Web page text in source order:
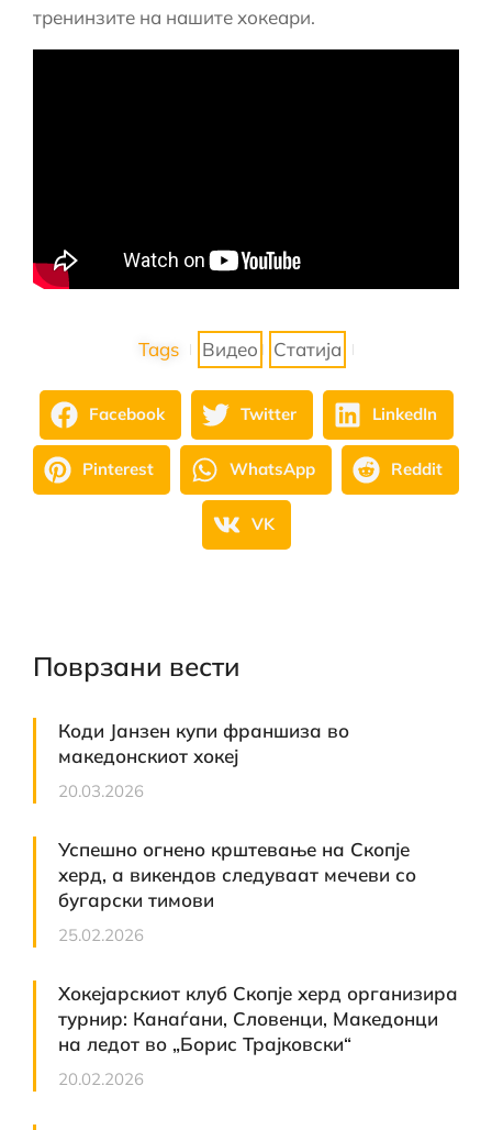
тренинзите на нашите хокеари.
Tags Видео Статија
Facebook Twitter LinkedIn
Pinterest WhatsApp Reddit
VK
Поврзани вести
Коди Јанзен купи франшиза во
македонскиот хокеј
20.03.2026
Успешно огнено крштевање на Скопје
херд, а викендов следуваат мечеви со
бугарски тимови
25.02.2026
Хокејарскиот клуб Скопје херд организира
турнир: Канаѓани, Словенци, Македонци
на ледот во „Борис Трајковски“
20.02.2026